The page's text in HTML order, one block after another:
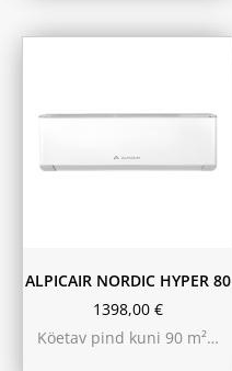
ALPICAIR NORDIC HYPER 80
1398,00 €
Köetav pind kuni 90 m²…